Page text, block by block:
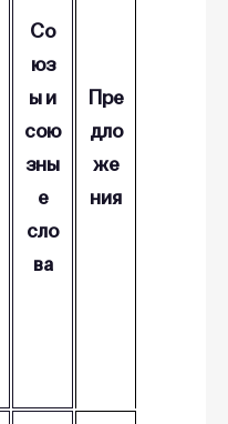
Со
юз
ы и
сою
зны
е
сло
ва
Пре
дло
же
ния